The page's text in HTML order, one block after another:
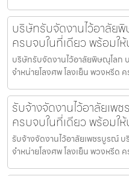
บริษัทรับจัดงานไว้อาลัย
ครบจบในที่เดียว พร้อมใ
บริษัทรับจัดงานไว้อาลัยพิษณุโลก
จำหน่ายโลงศพ โลงเย็น พวงหรีด
รับจ้างจัดงานไว้อาลัยเ
ครบจบในที่เดียว พร้อมใ
รับจ้างจัดงานไว้อาลัยเพชรบูรณ์
จำหน่ายโลงศพ โลงเย็น พวงหรีด